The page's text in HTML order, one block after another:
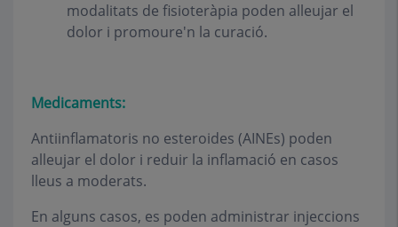
modalitats de fisioteràpia poden alleujar el
dolor i promoure'n la curació.
Medicaments:
Antiinflamatoris no esteroides (AINEs) poden
alleujar el dolor i reduir la inflamació en casos
lleus a moderats.
En alguns casos, es poden administrar injeccions